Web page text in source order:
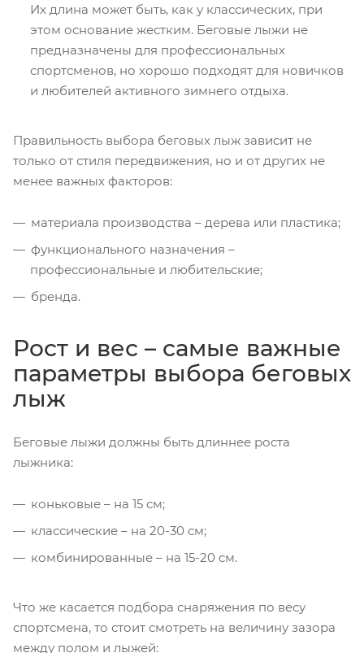
Их длина может быть, как у классических, при
этом основание жестким. Беговые лыжи не
предназначены для профессиональных
спортсменов, но хорошо подходят для новичков
и любителей активного зимнего отдыха.
Правильность выбора беговых лыж зависит не
только от стиля передвижения, но и от других не
менее важных факторов:
материала производства – дерева или пластика;
функционального назначения –
профессиональные и любительские;
бренда.
Рост и вес – самые важные
параметры выбора беговых
лыж
Беговые лыжи должны быть длиннее роста
лыжника:
коньковые – на 15 см;
классические – на 20-30 см;
комбинированные – на 15-20 см.
Что же касается подбора снаряжения по весу
спортсмена, то стоит смотреть на величину зазора
между полом и лыжей: